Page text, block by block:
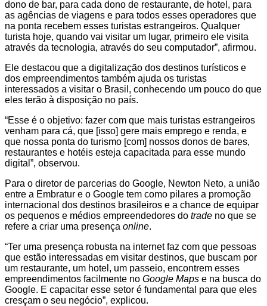
dono de bar, para cada dono de restaurante, de hotel, para
as agências de viagens e para todos esses operadores que
na ponta recebem esses turistas estrangeiros. Qualquer
turista hoje, quando vai visitar um lugar, primeiro ele visita
através da tecnologia, através do seu computador”, afirmou.
Ele destacou que a digitalização dos destinos turísticos e
dos empreendimentos também ajuda os turistas
interessados a visitar o Brasil, conhecendo um pouco do que
eles terão à disposição no país.
“Esse é o objetivo: fazer com que mais turistas estrangeiros
venham para cá, que [isso] gere mais emprego e renda, e
que nossa ponta do turismo [com] nossos donos de bares,
restaurantes e hotéis esteja capacitada para esse mundo
digital”, observou.
Para o diretor de parcerias do Google, Newton Neto, a união
entre a Embratur e o Google tem como pilares a promoção
internacional dos destinos brasileiros e a chance de equipar
os pequenos e médios empreendedores do trade no que se
refere a criar uma presença online.
“Ter uma presença robusta na internet faz com que pessoas
que estão interessadas em visitar destinos, que buscam por
um restaurante, um hotel, um passeio, encontrem esses
empreendimentos facilmente no Google Maps e na busca do
Google. E capacitar esse setor é fundamental para que eles
cresçam o seu negócio”, explicou.